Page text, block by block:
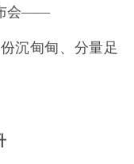
布会——
沉甸甸、分量足